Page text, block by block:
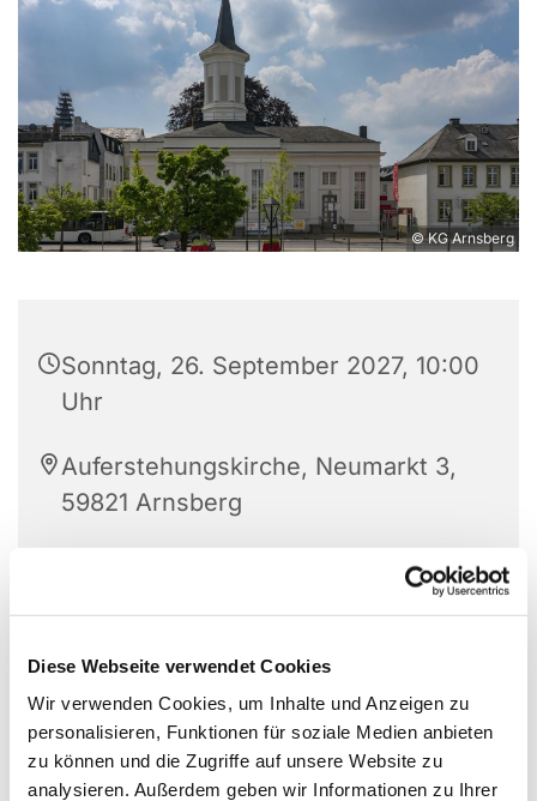
Diese Webseite verwendet Cookies
Wir verwenden Cookies, um Inhalte und Anzeigen zu
personalisieren, Funktionen für soziale Medien anbieten
zu können und die Zugriffe auf unsere Website zu
analysieren. Außerdem geben wir Informationen zu Ihrer
© KG Arnsberg
Sonntag, 26. September 2027, 10:00
Uhr
Auferstehungskirche, Neumarkt 3,
59821 Arnsberg
Auferstehungskirche, immer sonntags um 10 Uhr.